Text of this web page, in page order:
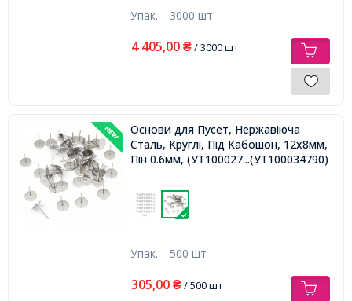
Упак.: 3000 шт
4 405,00 ₴/ 3000 шт
Основи для Пусет, Нержавіюча
Сталь, Круглі, Під Кабошон, 12х8мм,
Пін 0.6мм, (УТ100027845)...(УТ100034790)
Упак.: 500 шт
305,00 ₴/ 500 шт